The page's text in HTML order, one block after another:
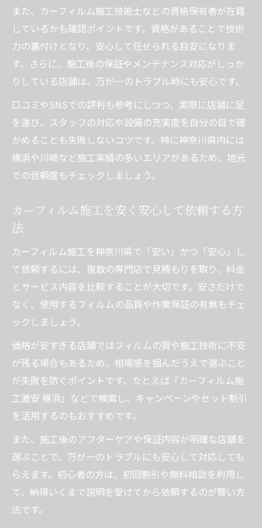
カーフィルム 神奈川 おすすめ機能のチェッ
ク法
フロントガラスに最適な機能性カーフィル
ムとは
専門的な施工なら満足度の高い仕上がりに
カーフィルム専門店の施工技術と満足度の
違い
自社施工の強みとカーフィルム仕上がりの
差
仕上がり重視のカーフィルム施工店の選び
アフターケアが充実したカーフィルム専門
カーフィルム施工 神奈川 安い専門店も要チ
ェック
失敗しないカーフィルム店の見抜き方
カーフィルム施工店の失敗事例と回避策
ント
カーフィルム施工 川崎でよくある注意点
見積もりや事前相談で分かる優良カーフィ
また、カーフィルム施工技能士などの資格保有者が在籍
しているかも確認ポイントです。資格があることで技術
力の裏付けとなり、安心して任せられる目安になりま
す。さらに、施工後の保証やメンテナンス対応がしっか
りしている店舗は、万が一のトラブル時にも安心です。
口コミやSNSでの評判も参考にしつつ、実際に店舗に足
を運び、スタッフの対応や設備の充実度を自分の目で確
かめることも失敗しないコツです。特に神奈川県内には
横浜や川崎など施工実績の多いエリアがあるため、地元
での信頼度もチェックしましょう。
カーフィルム施工を安く安心して依頼する方
法
カーフィルム施工を神奈川県で「安い」かつ「安心」し
て依頼するには、複数の専門店で見積もりを取り、料金
とサービス内容を比較することが大切です。安さだけで
なく、使用するフィルムの品質や作業保証の有無もチェ
ックしましょう。
価格が安すぎる店舗ではフィルムの質や施工技術に不安
が残る場合もあるため、相場感を掴んだうえで選ぶこと
が失敗を防ぐポイントです。たとえば「カーフィルム施
工激安 横浜」などで検索し、キャンペーンやセット割引
を活用するのもおすすめです。
また、施工後のアフターケアや保証内容が明確な店舗を
選ぶことで、万が一のトラブルにも安心して対応しても
らえます。初心者の方は、初回割引や無料相談を利用し
て、納得いくまで説明を受けてから依頼するのが賢い方
法です。